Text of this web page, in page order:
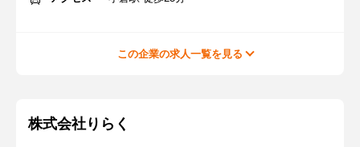
この企業の求人一覧を見る
株式会社りらく